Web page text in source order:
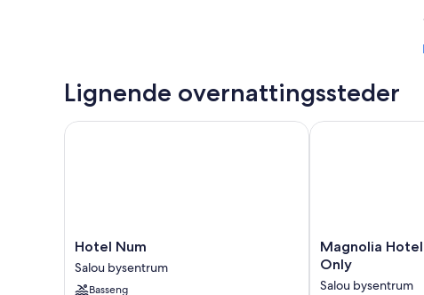
Lignende overnattingssteder
Hotel
Num
Salou
Hotel Num
Salou bysentrum
Basseng
Hotel Num
Magnolia
Hotel
Salou
Magnolia
Only
Salou bysentrum
Magnolia Hotel